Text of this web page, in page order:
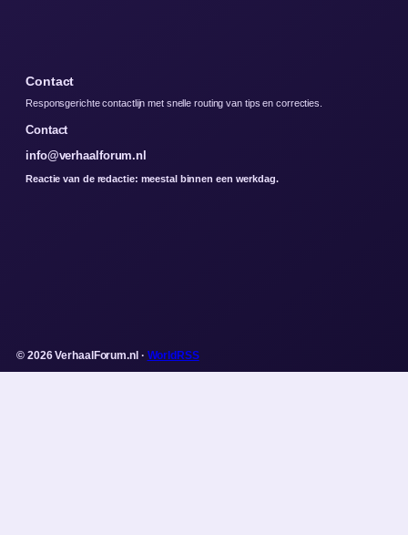
Contact
Responsgerichte contactlijn met snelle routing van tips en correcties.
Contact
info@verhaalforum.nl
Reactie van de redactie: meestal binnen een werkdag.
© 2026 VerhaalForum.nl · WorldRSS